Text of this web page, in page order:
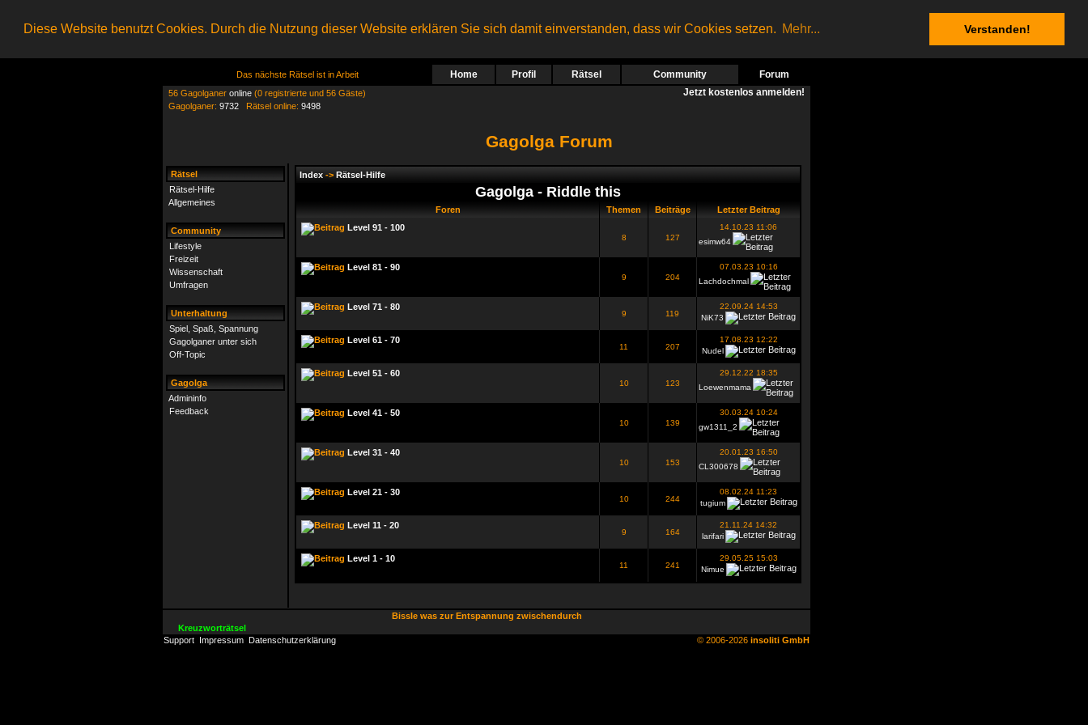
Diese Website benutzt Cookies. Durch die Nutzung dieser Website erklären Sie sich damit einverstanden, dass wir Cookies setzen. Mehr... Verstanden!
Das nächste Rätsel ist in Arbeit Home Profil Rätsel Community Forum
56 Gagolganer online (0 registrierte und 56 Gäste)
Gagolganer: 9732 Rätsel online: 9498
Jetzt kostenlos anmelden!
Gagolga Forum
Rätsel
Rätsel-Hilfe
Allgemeines
Community
Lifestyle
Freizeit
Wissenschaft
Umfragen
Unterhaltung
Spiel, Spaß, Spannung
Gagolganer unter sich
Off-Topic
Gagolga
Admininfo
Feedback
Index -> Rätsel-Hilfe
Gagolga - Riddle this
Foren Themen Beiträge
Letzter Beitrag
Level 91 - 100
8 127
14.10.23 11:06
esimw64
Level 81 - 90
9 204
07.03.23 10:16
Lachdochmal
Level 71 - 80
9 119
22.09.24 14:53
NiK73
Level 61 - 70
11 207
17.08.23 12:22
Nudel
Level 51 - 60
10 123
29.12.22 18:35
Loewenmama
Level 41 - 50
10 139
30.03.24 10:24
gw1311_2
Level 31 - 40
10 153
20.01.23 16:50
CL300678
Level 21 - 30
10 244
08.02.24 11:23
tugium
Level 11 - 20
9 164
21.11.24 14:32
larifari
Level 1 - 10
11 241
29.05.25 15:03
Nimue
Bissle was zur Entspannung zwischendurch
Kreuzworträtsel
Support Impressum Datenschutzerklärung © 2006-2026 insoliti GmbH